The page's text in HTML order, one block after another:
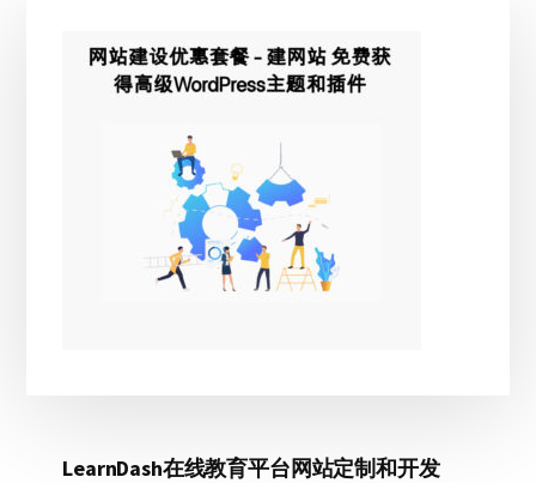
LearnDash在线教育平台网站定制和开发